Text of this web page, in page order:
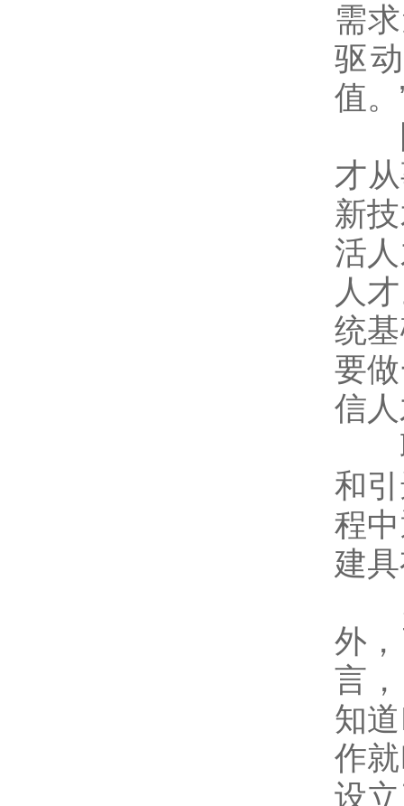
需
驱
值
才
新
活
人
统
要
信
联
和
程
建
外
言
知
作
设